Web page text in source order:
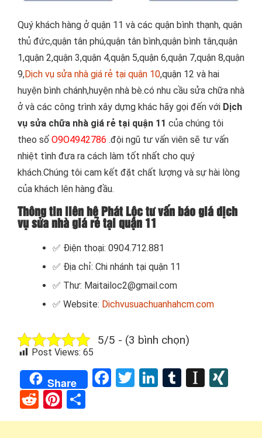
Quý khách hàng ở quận 11 và các quận bình thạnh, quận
thủ đức,quận tân phú,quận tân bình,quận bình tân,quận
1,quận 2,quận 3,quận 4,quận 5,quận 6,quận 7,quận 8,quận
9,Dịch vụ sửa nhà giá rẻ tại quận 10,quận 12 và hai
huyện bình chánh,huyện nhà bè.có nhu cầu sửa chữa nhà
ở và các công trình xây dựng khác hãy gọi đến với Dịch
vụ sửa chữa nhà giá rẻ tại quận 11 của chúng tôi
theo số O9O4942786 .đội ngũ tư vấn viên sẽ tư vấn
nhiệt tình đưa ra cách làm tốt nhất cho quý
khách.Chúng tôi cam kết đặt chất lượng và sự hài lòng
của khách lên hàng đầu.
Thông tin liên hệ Phát Lộc tư vấn báo giá dịch
vụ sửa nhà giá rẻ tại quận 11
✅ Điện thoại: 0904.712.881
✅ Địa chỉ: Chi nhánh tại quận 11
✅ Thư: Maitailoc2@gmail.com
✅ Website: Dichvusuachuanhahcm.com
5/5 - (3 bình chọn)
Post Views: 65
Share Facebook
TwitterLinkedIn
Tumblr
RedditPinterest